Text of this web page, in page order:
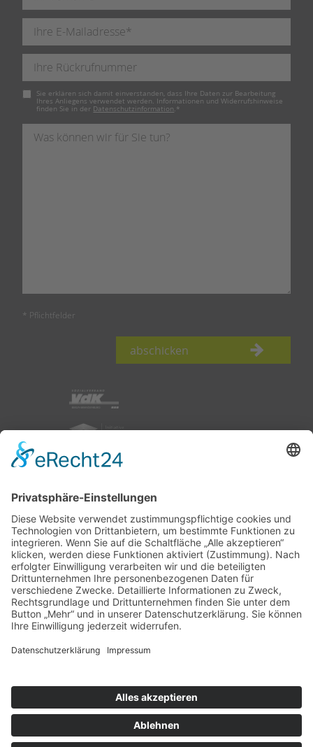
Pflichtfeld
Sie erklären sich damit einverstanden, dass Ihre Daten zur Bearbeitung
Ihres Anliegens verwendet werden. Informationen und Widerrufshinweise
finden Sie in der Datenschutzinformation. *
* Pflichtfelder
abschicken
nach oben
Impressum|Datenschutz
Ihnen gefällt, was Sie lesen?
X